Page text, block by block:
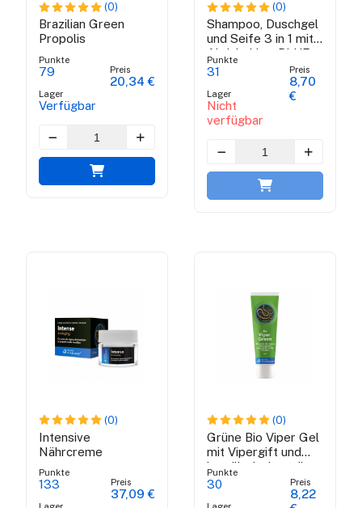
(0)
Brazilian Green
Propolis
Punkte
79
Lager
Verfügbar
Preis
20,34 €
(0)
Shampoo, Duschgel
und Seife 3 in 1 mit
Aktivkohle - BLUE
SPLASH
Punkte
31
Lager
Nicht
verfügbar
Preis
8,70
€
(0)
Intensive
Nährcreme
Punkte
133 Preis
37,09 €
(0)
Grüne Bio Viper Gel
mit Vipergift und
brasilianische grüne
Propolis - 50 ml
Punkte
30 Preis
8,22